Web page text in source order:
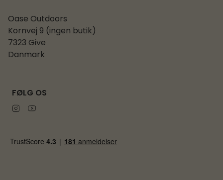
Oase Outdoors
Kornvej 9 (ingen butik)
7323 Give
Danmark
FØLG OS
Instagram
Youtube